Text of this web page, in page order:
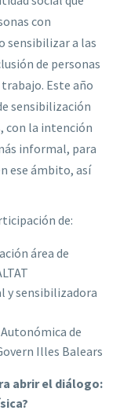
con
sensibilizar a las
de personas
trabajo. Este año
sensibilización
con la intención
informal, para
ese ámbito, así
de:
área de
y sensibilizadora
de
Illes Balears
abrir el diálogo: